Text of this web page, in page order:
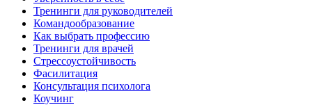
Тренинги для руководителей
Командообразование
Как выбрать профессию
Тренинги для врачей
Стрессоустойчивость
Фасилитация
Консультация психолога
Коучинг